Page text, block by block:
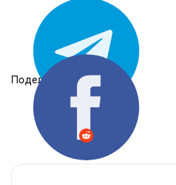
Поделиться: